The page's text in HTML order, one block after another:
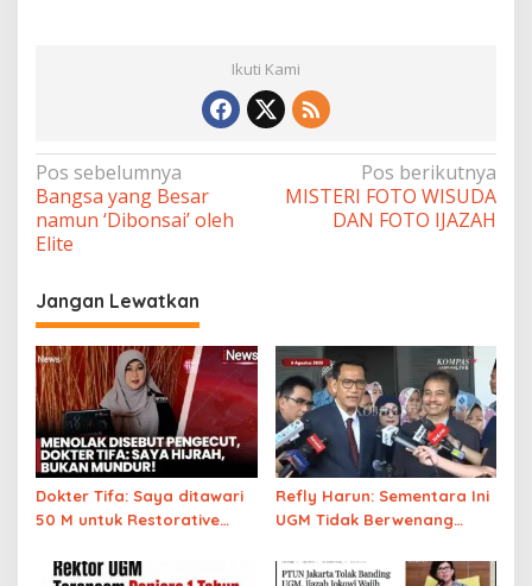
Ikuti Kami
Navigasi
pos
Pos sebelumnya
Bangsa yang Besar
namun ‘Dibonsai’ oleh
Elite
Pos berikutnya
MISTERI FOTO WISUDA
DAN FOTO IJAZAH
Jangan Lewatkan
Dokter Tifa: Saya ditawari
50 M untuk Restorative
Jokowi)
Refly Harun: Sementara Ini
UGM Tidak Berwenang
Asli